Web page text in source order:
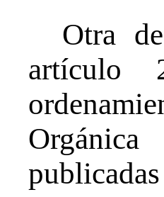
Otra
artículo